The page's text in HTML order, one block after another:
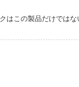
はこの製品だけでは